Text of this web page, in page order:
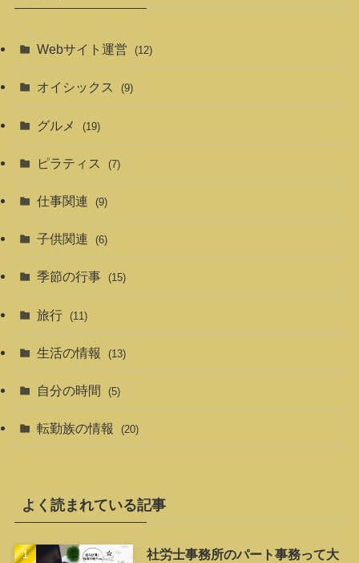
Webサイト運営 (12)
オイシックス (9)
グルメ (19)
ピラティス (7)
仕事関連 (9)
子供関連 (6)
季節の行事 (15)
旅行 (11)
生活の情報 (13)
自分の時間 (5)
転勤族の情報 (20)
よく読まれている記事
社労士事務所のパート事務って大